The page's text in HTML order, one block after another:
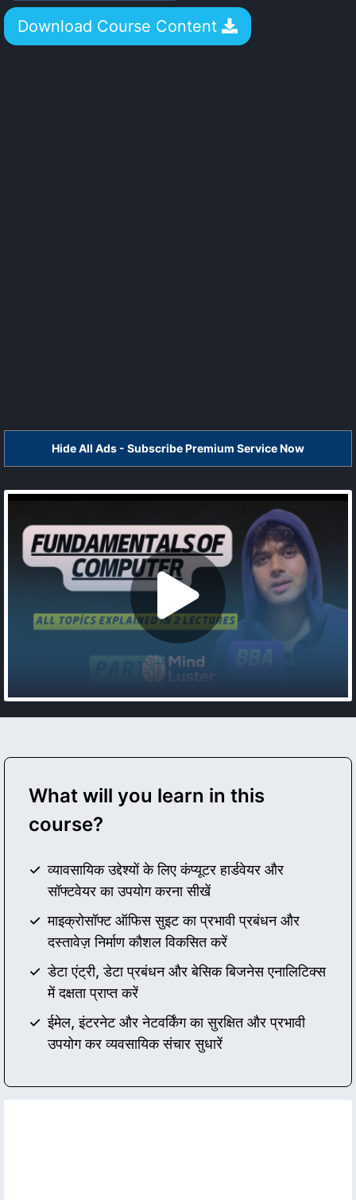
Download Course Content
Hide All Ads - Subscribe Premium Service Now
What will you learn in this
course?
व्यावसायिक उद्देश्यों के लिए कंप्यूटर हार्डवेयर और
सॉफ्टवेयर का उपयोग करना सीखें
माइक्रोसॉफ्ट ऑफिस सुइट का प्रभावी प्रबंधन और
दस्तावेज़ निर्माण कौशल विकसित करें
डेटा एंट्री, डेटा प्रबंधन और बेसिक बिजनेस एनालिटिक्स
में दक्षता प्राप्त करें
ईमेल, इंटरनेट और नेटवर्किंग का सुरक्षित और प्रभावी
उपयोग कर व्यवसायिक संचार सुधारें